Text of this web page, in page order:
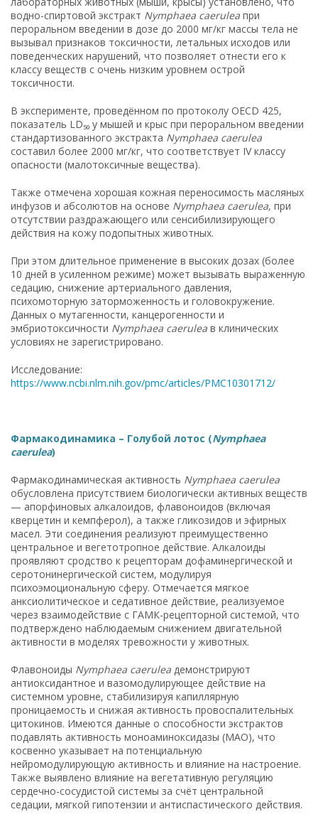
водно-спиртовой экстракт Nymphaea caerulea при
пероральном введении в дозе до 2000 мг/кг массы тела не
вызывал признаков токсичности, летальных исходов или
поведенческих нарушений, что позволяет отнести его к
классу веществ с очень низким уровнем острой
токсичности.
В эксперименте, проведённом по протоколу OECD 425,
показатель LD₅₀ у мышей и крыс при пероральном введении
стандартизованного экстракта Nymphaea caerulea
составил более 2000 мг/кг, что соответствует IV классу
опасности (малотоксичные вещества).
Также отмечена хорошая кожная переносимость масляных
инфузов и абсолютов на основе Nymphaea caerulea, при
отсутствии раздражающего или сенсибилизирующего
действия на кожу подопытных животных.
При этом длительное применение в высоких дозах (более
10 дней в усиленном режиме) может вызывать выраженную
седацию, снижение артериального давления,
психомоторную заторможенность и головокружение.
Данных о мутагенности, канцерогенности и
эмбриотоксичности Nymphaea caerulea в клинических
условиях не зарегистрировано.
Исследование:
https://www.ncbi.nlm.nih.gov/pmc/articles/PMC10301712/
Фармакодинамика – Голубой лотос (Nymphaea
caerulea)
Фармакодинамическая активность Nymphaea caerulea
обусловлена присутствием биологически активных веществ
— апорфиновых алкалоидов, флавоноидов (включая
кверцетин и кемпферол), а также гликозидов и эфирных
масел. Эти соединения реализуют преимущественно
центральное и вегетотропное действие. Алкалоиды
проявляют сродство к рецепторам дофаминергической и
серотонинергической систем, модулируя
психоэмоциональную сферу. Отмечается мягкое
анксиолитическое и седативное действие, реализуемое
через взаимодействие с ГАМК-рецепторной системой, что
подтверждено наблюдаемым снижением двигательной
активности в моделях тревожности у животных.
Флавоноиды Nymphaea caerulea демонстрируют
антиоксидантное и вазомодулирующее действие на
системном уровне, стабилизируя капиллярную
проницаемость и снижая активность провоспалительных
цитокинов. Имеются данные о способности экстрактов
подавлять активность моноаминоксидазы (МАО), что
косвенно указывает на потенциальную
нейромодулирующую активность и влияние на настроение.
Также выявлено влияние на вегетативную регуляцию
сердечно-сосудистой системы за счёт центральной
седации, мягкой гипотензии и антиспастического действия.